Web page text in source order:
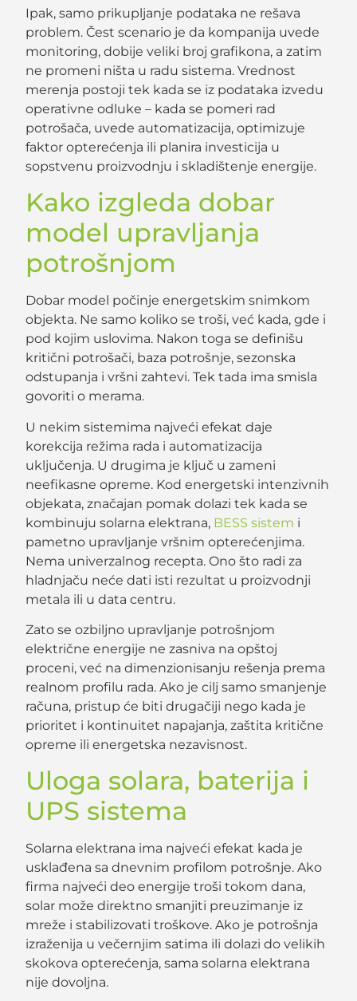
Ipak, samo prikupljanje podataka ne rešava
problem. Čest scenario je da kompanija uvede
monitoring, dobije veliki broj grafikona, a zatim
ne promeni ništa u radu sistema. Vrednost
merenja postoji tek kada se iz podataka izvedu
operativne odluke – kada se pomeri rad
potrošača, uvede automatizacija, optimizuje
faktor opterećenja ili planira investicija u
sopstvenu proizvodnju i skladištenje energije.
Kako izgleda dobar
model upravljanja
potrošnjom
Dobar model počinje energetskim snimkom
objekta. Ne samo koliko se troši, već kada, gde i
pod kojim uslovima. Nakon toga se definišu
kritični potrošači, baza potrošnje, sezonska
odstupanja i vršni zahtevi. Tek tada ima smisla
govoriti o merama.
U nekim sistemima najveći efekat daje
korekcija režima rada i automatizacija
uključenja. U drugima je ključ u zameni
neefikasne opreme. Kod energetski intenzivnih
objekata, značajan pomak dolazi tek kada se
kombinuju solarna elektrana, BESS sistem i
pametno upravljanje vršnim opterećenjima.
Nema univerzalnog recepta. Ono što radi za
hladnjaču neće dati isti rezultat u proizvodnji
metala ili u data centru.
Zato se ozbiljno upravljanje potrošnjom
električne energije ne zasniva na opštoj
proceni, već na dimenzionisanju rešenja prema
realnom profilu rada. Ako je cilj samo smanjenje
računa, pristup će biti drugačiji nego kada je
prioritet i kontinuitet napajanja, zaštita kritične
opreme ili energetska nezavisnost.
Uloga solara, baterija i
UPS sistema
Solarna elektrana ima najveći efekat kada je
usklađena sa dnevnim profilom potrošnje. Ako
firma najveći deo energije troši tokom dana,
solar može direktno smanjiti preuzimanje iz
mreže i stabilizovati troškove. Ako je potrošnja
izraženija u večernjim satima ili dolazi do velikih
skokova opterećenja, sama solarna elektrana
nije dovoljna.